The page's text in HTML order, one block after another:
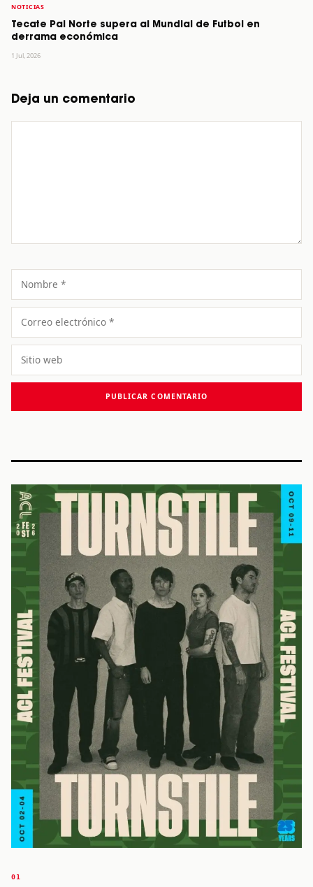
NOTICIAS
Tecate Pal Norte supera al Mundial de Futbol en
derrama económica
1 Jul, 2026
Deja un comentario
Nombre
Correo
electrónico
Sitio
web